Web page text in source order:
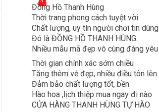
Đồng Hồ Thanh Hùng
Thời trang phong cách tuyệt vời
Chất lượng, uy tín người chơi tin dùng
Đó là ĐỒNG HỒ THANH HÙNG
Nhiều mẫu mã đẹp vô cùng đáng yêu
Thời gian chính xác sớm chiều
Tăng thêm vẻ đẹp, nhiều điều tôn lên
Đảm bảo chất lượng tốt, bền
Hào hoa ,lịch thiệp mua ngay đi nào
CỬA HÀNG THANH HÙNG TỰ HÀO